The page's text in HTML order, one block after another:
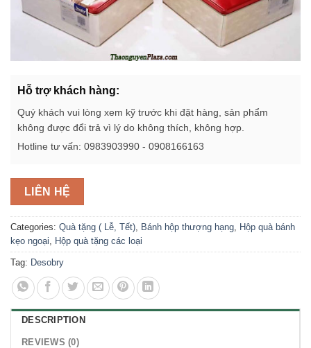
Hỗ trợ khách hàng:
Quý khách vui lòng xem kỹ trước khi đặt hàng, sản phẩm
không được đổi trả vì lý do không thích, không hợp.
Hotline tư vấn: 0983903990 - 0908166163
LIÊN HỆ
Categories: Quà tặng ( Lễ, Tết) Bánh hộp thượng hạng
Hộp quà bánh
kẹo ngoại
Hộp quà tặng các loại
Tag: Desobry
DESCRIPTION
REVIEWS (0)